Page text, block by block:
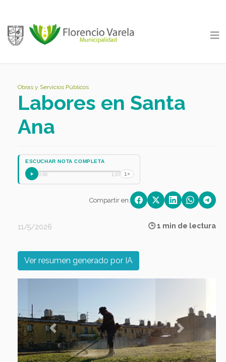
Obras y Servicios Públicos
Labores en Santa
Ana
ESCUCHAR NOTA COMPLETA
0:00 1:07 1×
Compartir en:
11/5/2026 🕒 1 min de lectura
Ver resumen generado por IA
Previous Next